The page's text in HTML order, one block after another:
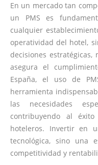
En un mercado tan
un PMS es
cualquier
operatividad del hotel,
decisiones
asegura el
España, el uso de
herramienta
las necesidades
contribuyendo al
hoteleros. Invertir en
tecnológica, sino una
competitividad y